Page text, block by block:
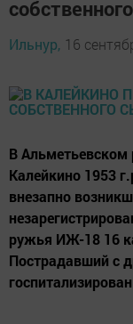
Ильнур, 16
В Альметьевском
Калейкино 1953
внезапно
ружья ИЖ-18 16
Пострадавший с